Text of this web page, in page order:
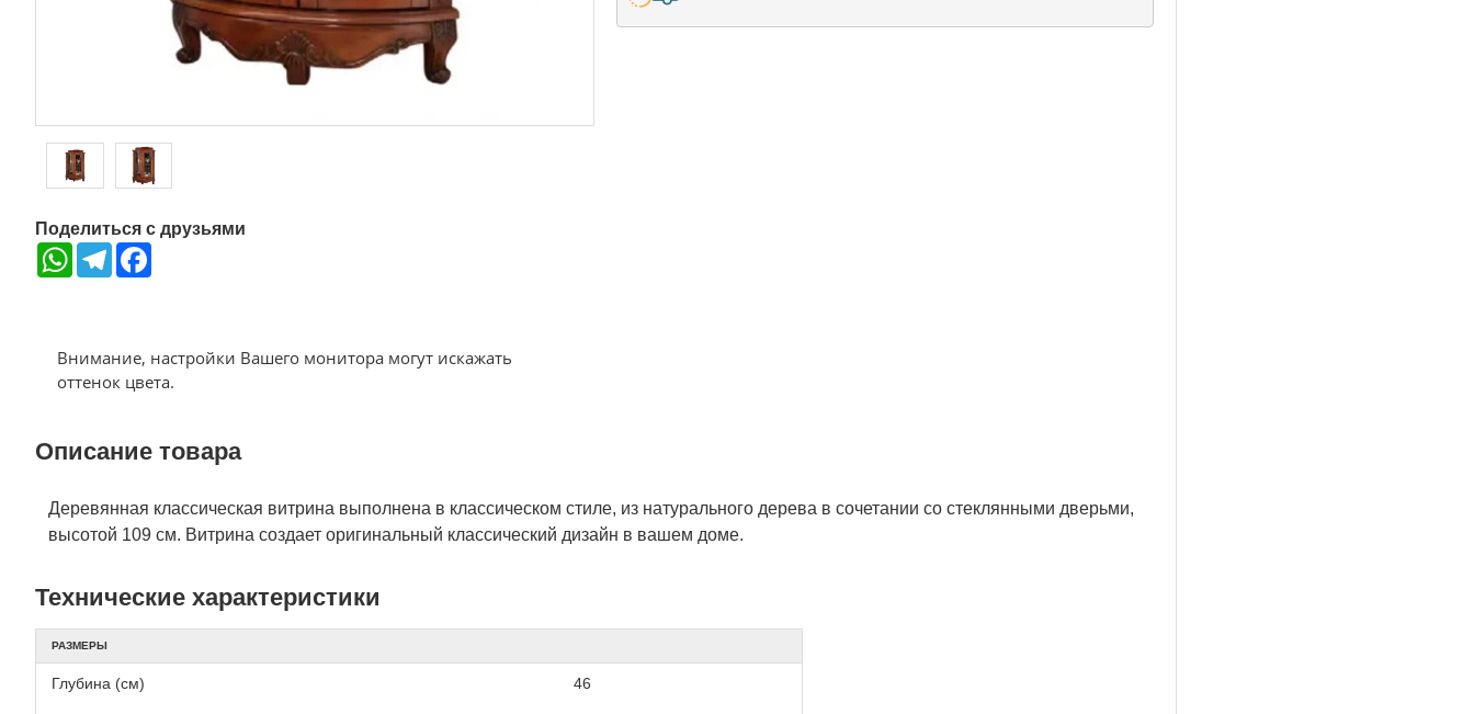
Поделиться с друзьями
WhatsAppTelegram
Внимание, настройки Вашего монитора могут искажать
оттенок цвета.
Описание товара
Деревянная классическая витрина выполнена в классическом стиле, из натурального дерева в сочетании со стеклянными дверьми,
высотой 109 см. Витрина создает оригинальный классический дизайн в вашем доме.
Технические характеристики
РАЗМЕРЫ
Глубина (см) 46